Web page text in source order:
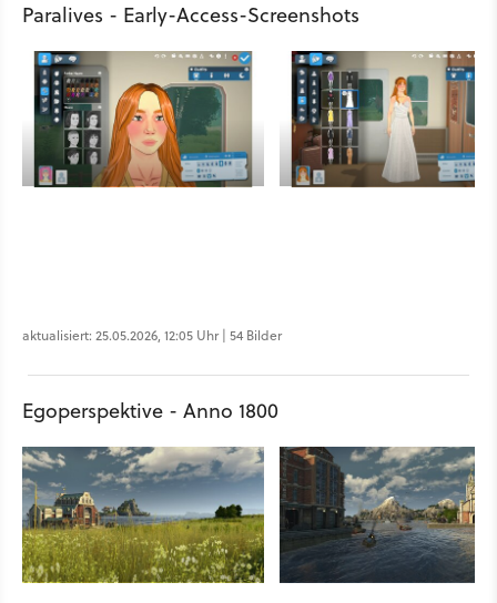
Paralives - Early-Access-Screenshots
aktualisiert: 25.05.2026, 12:05 Uhr | 54 Bilder
Egoperspektive - Anno 1800